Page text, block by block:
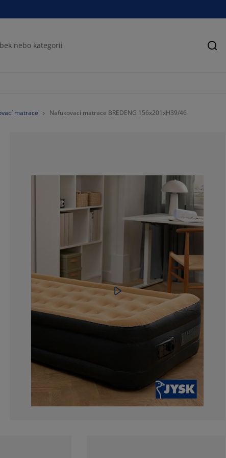
matrace Nafukovací matrace BREDENG 156x201xH39/46